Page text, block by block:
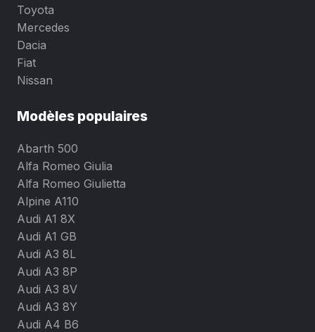
Toyota
Mercedes
Dacia
Fiat
Nissan
Modèles populaires
Abarth 500
Alfa Romeo Giulia
Alfa Romeo Giulietta
Alpine A110
Audi A1 8X
Audi A1 GB
Audi A3 8L
Audi A3 8P
Audi A3 8V
Audi A3 8Y
Audi A4 B6